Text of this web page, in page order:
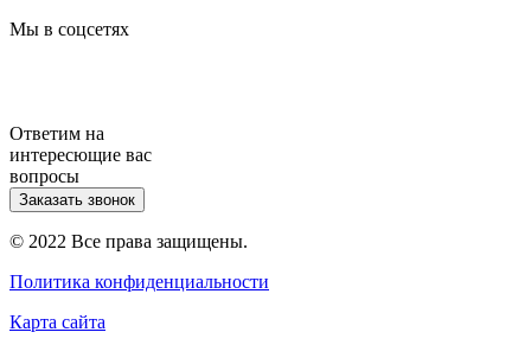
Мы в соцсетях
Ответим на
интересющие вас
вопросы
Заказать звонок
© 2022 Все права защищены.
Политика конфиденциальности
Карта сайта